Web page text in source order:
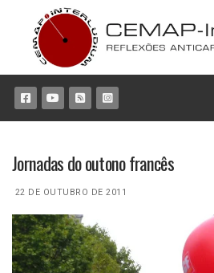
conteúdo
Jornadas do outono francês
22 DE OUTUBRO DE 2011